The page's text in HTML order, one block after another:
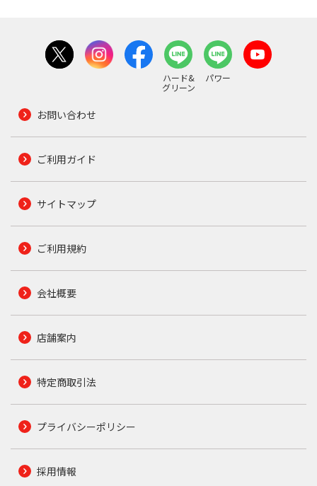
ハード&
グリーン
パワー
お問い合わせ
ご利用ガイド
サイトマップ
ご利用規約
会社概要
店舗案内
特定商取引法
プライバシーポリシー
採用情報